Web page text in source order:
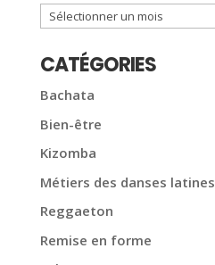
Archives
CATÉGORIES
Bachata
Bien-être
Kizomba
Métiers des danses latines
Reggaeton
Remise en forme